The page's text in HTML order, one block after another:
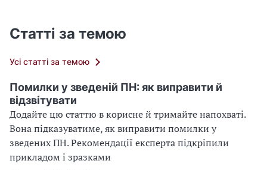
Статті за темою
Усі статті за темою
Помилки у зведеній ПН: як виправити й
відзвітувати
Додайте цю статтю в корисне й тримайте напохваті.
Вона підказуватиме, як виправити помилки у
зведених ПН. Рекомендації експерта підкріпили
прикладом і зразками